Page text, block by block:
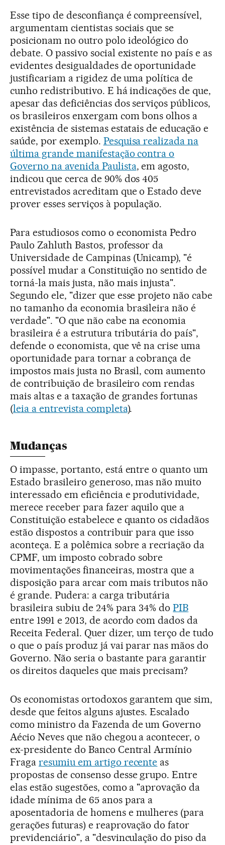
Esse tipo de desconfiança é compreensível,
argumentam cientistas sociais que se
posicionam no outro polo ideológico do
debate. O passivo social existente no país e as
evidentes desigualdades de oportunidade
justificariam a rigidez de uma política de
cunho redistributivo. E há indicações de que,
apesar das deficiências dos serviços públicos,
os brasileiros enxergam com bons olhos a
existência de sistemas estatais de educação e
saúde, por exemplo. Pesquisa realizada na
última grande manifestação contra o
Governo na avenida Paulista, em agosto,
indicou que cerca de 90% dos 405
entrevistados acreditam que o Estado deve
prover esses serviços à população.
Para estudiosos como o economista Pedro
Paulo Zahluth Bastos, professor da
Universidade de Campinas (Unicamp), "é
possível mudar a Constituição no sentido de
torná-la mais justa, não mais injusta".
Segundo ele, "dizer que esse projeto não cabe
no tamanho da economia brasileira não é
verdade". "O que não cabe na economia
brasileira é a estrutura tributária do país",
defende o economista, que vê na crise uma
oportunidade para tornar a cobrança de
impostos mais justa no Brasil, com aumento
de contribuição de brasileiro com rendas
mais altas e a taxação de grandes fortunas
(leia a entrevista completa).
Mudanças
O impasse, portanto, está entre o quanto um
Estado brasileiro generoso, mas não muito
interessado em eficiência e produtividade,
merece receber para fazer aquilo que a
Constituição estabelece e quanto os cidadãos
estão dispostos a contribuir para que isso
aconteça. E a polêmica sobre a recriação da
CPMF, um imposto cobrado sobre
movimentações financeiras, mostra que a
disposição para arcar com mais tributos não
é grande. Pudera: a carga tributária
brasileira subiu de 24% para 34% doPIB
entre 1991 e 2013, de acordo com dados da
Receita Federal. Quer dizer, um terço de tudo
o que o país produz já vai parar nas mãos do
Governo. Não seria o bastante para garantir
os direitos daqueles que mais precisam?
Os economistas ortodoxos garantem que sim,
desde que feitos alguns ajustes. Escalado
como ministro da Fazenda de um Governo
Aécio Neves que não chegou a acontecer, o
ex-presidente do Banco Central Armínio
Fraga resumiu em artigo recente as
propostas de consenso desse grupo. Entre
elas estão sugestões, como a "aprovação da
idade mínima de 65 anos para a
aposentadoria de homens e mulheres (para
gerações futuras) e reaprovação do fator
previdenciário", a "desvinculação do piso da